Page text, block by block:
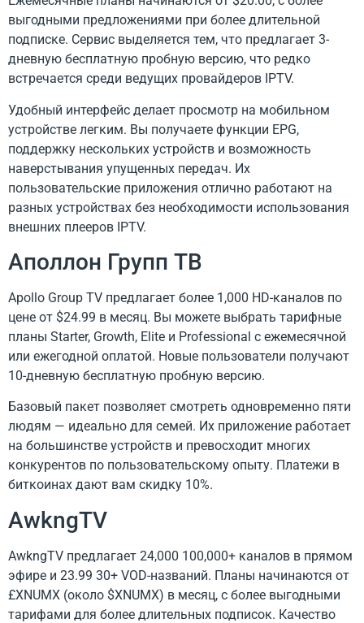
выгодными предложениями при более длительной
подписке. Сервис выделяется тем, что предлагает 3-
дневную бесплатную пробную версию, что редко
встречается среди ведущих провайдеров IPTV.
Удобный интерфейс делает просмотр на мобильном
устройстве легким. Вы получаете функции EPG,
поддержку нескольких устройств и возможность
наверстывания упущенных передач. Их
пользовательские приложения отлично работают на
разных устройствах без необходимости использования
внешних плееров IPTV.
Аполлон Групп ТВ
Apollo Group TV предлагает более 1,000 HD-каналов по
цене от $24.99 в месяц. Вы можете выбрать тарифные
планы Starter, Growth, Elite и Professional с ежемесячной
или ежегодной оплатой. Новые пользователи получают
10-дневную бесплатную пробную версию.
Базовый пакет позволяет смотреть одновременно пяти
людям — идеально для семей. Их приложение работает
на большинстве устройств и превосходит многих
конкурентов по пользовательскому опыту. Платежи в
биткоинах дают вам скидку 10%.
AwkngTV
AwkngTV предлагает 24,000 100,000+ каналов в прямом
эфире и 23.99 30+ VOD-названий. Планы начинаются от
£XNUMX (около $XNUMX) в месяц, с более выгодными
тарифами для более длительных подписок. Качество